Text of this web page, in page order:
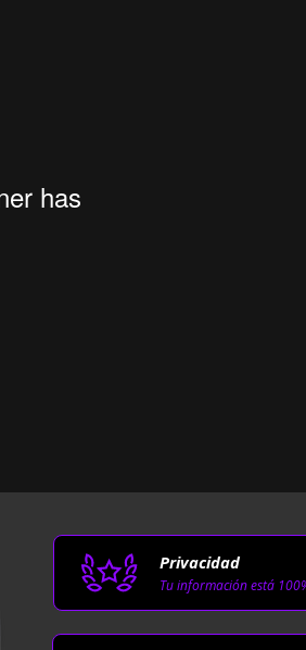
Privacidad
Tu información está